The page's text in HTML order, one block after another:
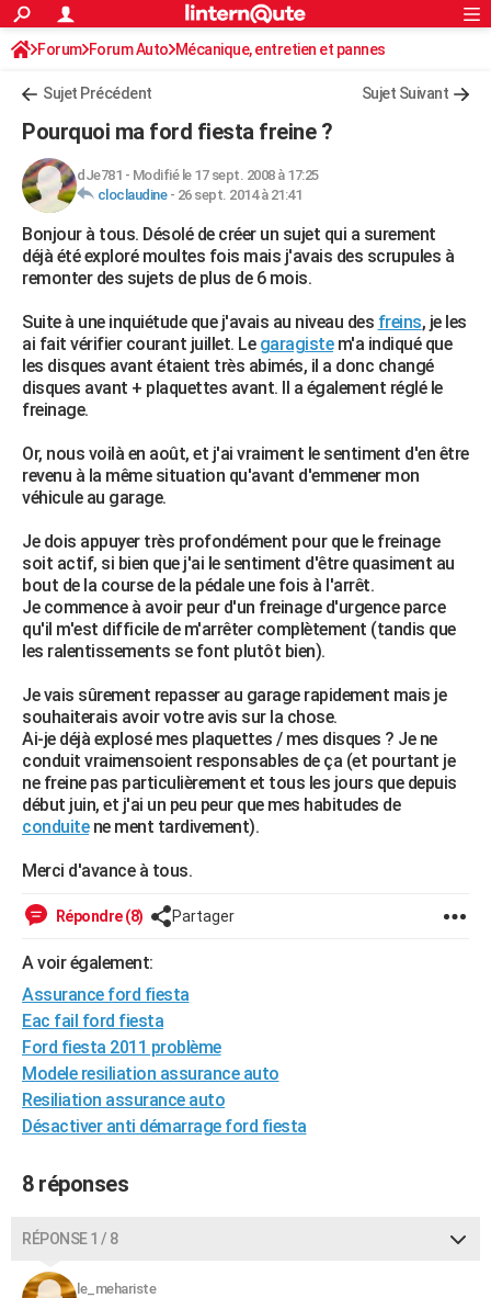
ACTUALITÉS
Politique
Société
Faits Divers
Education
Monde
Villes
+
FINANCE
Retraite
Impôts
Epargne
Immobilier
Risques naturels par ville
Banque
Assurance
Crédit
AUTO
Essais
Réserver un essai
Citadines
Berlines
SUV
Forum auto
+HIGH-TECH
Mobiles
Meilleur smartphone
Internet
Ordinateurs
Jeux vidéo
Guide high-tech
+
Forum
Aménagement intérieur
Extérieur
Cuisine
Salle de bains
Jardinage
Rangement
WEEK-END
Guides de France
Escapades
Patrimoine
Expositions
Musées
Week-end nature
LIFESTYLE
Art de vivre
Bien-être
Modes de vie
Alimentation
Guide de la santé
Maladies
Médicaments
Sommeil
VOYAGE
GUIDES D'ACHAT
BONS PLANS
CARTE DE VOEUX
Carte de Noël
Carte Bonne année
Carte Saint-Valentin
Carte Pâques
Carte d'anniversaire
DICTIONNAIRE
Dictionnaire
Biographies
Citations
Expressions
Proverbes
PROGRAMME TV
COPAINS D'AVANT
S'inscrire
Se connecter
Lycées
Collèges
Primaires
Universités
Entreprises
Service militaire
Avis de recherche
AVIS DE DÉCÈS
FORUM
Bricolage
Lifestyle
Culture
Sport
Auto
Television
Voyage
Cinema
Rechercher
S'inscrire
Connexion
Forum Forum Auto Mécanique, entretien et pannes
Sujet Précédent Sujet Suivant
Pourquoi ma ford fiesta freine ?
dJe781 - Modifié le 17 sept. 2008 à 17:25
cloclaudine- 26 sept. 2014 à 21:41
Bonjour à tous. Désolé de créer un sujet qui a surement
déjà été exploré moultes fois mais j'avais des scrupules à
remonter des sujets de plus de 6 mois.
Suite à une inquiétude que j'avais au niveau des freins, je les
ai fait vérifier courant juillet. Le garagistem'a indiqué que
les disques avant étaient très abimés, il a donc changé
disques avant + plaquettes avant. Il a également réglé le
freinage.
Or, nous voilà en août, et j'ai vraiment le sentiment d'en être
revenu à la même situation qu'avant d'emmener mon
véhicule au garage.
Je dois appuyer très profondément pour que le freinage
soit actif, si bien que j'ai le sentiment d'être quasiment au
bout de la course de la pédale une fois à l'arrêt.
Je commence à avoir peur d'un freinage d'urgence parce
qu'il m'est difficile de m'arrêter complètement (tandis que
les ralentissements se font plutôt bien).
Je vais sûrement repasser au garage rapidement mais je
souhaiterais avoir votre avis sur la chose.
Ai-je déjà explosé mes plaquettes / mes disques ? Je ne
conduit vraimensoient responsables de ça (et pourtant je
ne freine pas particulièrement et tous les jours que depuis
début juin, et j'ai un peu peur que mes habitudes de
conduitene ment tardivement).
Merci d'avance à tous.
Répondre (8) Partager
A voir également:
Assurance ford fiesta
Eac fail ford fiesta
Ford fiesta 2011 problème
Modele resiliation assurance auto
Resiliation assurance auto
Désactiver anti démarrage ford fiesta
8 réponses
RÉPONSE 1 / 8
le_mehariste